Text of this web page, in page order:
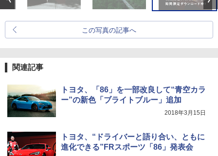
この写真の記事へ
関連記事
トヨタ、「86」を一部改良して“青空カラ
ー”の新色「ブライトブルー」追加
2018年3月15日
トヨタ、“ドライバーと語り合い、ともに
進化できる”FRスポーツ「86」発表会